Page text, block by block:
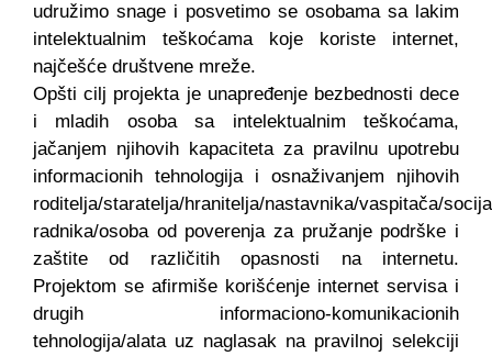
udružimo snage i posvetimo se osobama sa lakim
intelektualnim teškoćama koje koriste internet,
najčešće društvene mreže.
Opšti cilj projekta je unapređenje bezbednosti dece
i mladih osoba sa intelektualnim teškoćama,
jačanjem njihovih kapaciteta za pravilnu upotrebu
informacionih tehnologija i osnaživanjem njihovih
roditelja/staratelja/hranitelja/nastavnika/vaspitača/
radnika/osoba od poverenja za pružanje podrške i
zaštite od različitih opasnosti na internetu.
Projektom se afirmiše korišćenje internet servisa i
drugih informaciono-komunikacionih
tehnologija/alata uz naglasak na pravilnoj selekciji